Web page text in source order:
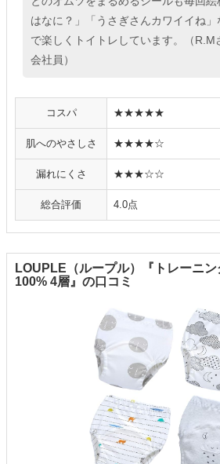
はなに？」「うさぎさんカワイイね
で楽しくトイトレしています。（R.M
会社員）
コスパ ★★★★★
肌へのやさしさ ★★★★☆
漏れにくさ ★★★☆☆
総合評価 4.0点
LOUPLE（ループル）『トレーニ
100% 4層』の口コミ